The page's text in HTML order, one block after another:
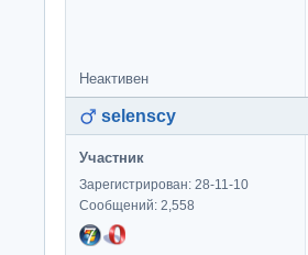
Неактивен
selenscy
Участник
Зарегистрирован: 28-11-10
Сообщений: 2,558